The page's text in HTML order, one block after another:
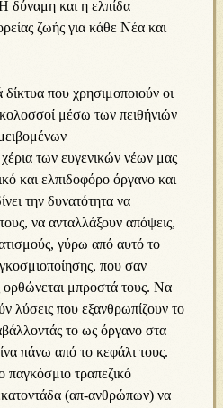
δύναμη και η ελπίδα
ζωής για κάθε Νέα και
δίκτυα που χρησιμοποιούν οι
κολοσσοί μέσω των πειθήνιών
των ευγενικών νέων μας
και ελπιδοφόρο όργανο και
την δυνατότητα να
να ανταλλάξουν απόψεις,
γύρω από αυτό το
που σαν
ορθώνεται μπροστά τους. Να
λύσεις που εξανθρωπίζουν το
το ως όργανο στα
πάνω από το κεφάλι τους.
παγκόσμιο τραπεζικό
(απ-ανθρώπων) να